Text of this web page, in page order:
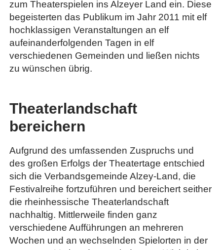
zum Theaterspielen ins Alzeyer Land ein. Diese
begeisterten das Publikum im Jahr 2011 mit elf
hochklassigen Veranstaltungen an elf
aufeinanderfolgenden Tagen in elf
verschiedenen Gemeinden und ließen nichts
zu wünschen übrig.
Theaterlandschaft
bereichern
Aufgrund des umfassenden Zuspruchs und
des großen Erfolgs der Theatertage entschied
sich die Verbandsgemeinde Alzey-Land, die
Festivalreihe fortzuführen und bereichert seither
die rheinhessische Theaterlandschaft
nachhaltig. Mittlerweile finden ganz
verschiedene Aufführungen an mehreren
Wochen und an wechselnden Spielorten in der